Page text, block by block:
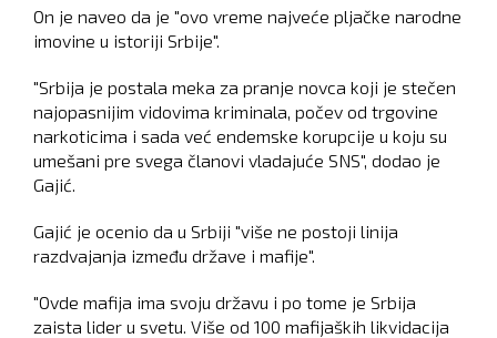
On je naveo da je "ovo vreme najveće pljačke narodne
imovine u istoriji Srbije".
"Srbija je postala meka za pranje novca koji je stečen
najopasnijim vidovima kriminala, počev od trgovine
narkoticima i sada već endemske korupcije u koju su
umešani pre svega članovi vladajuće SNS", dodao je
Gajić.
Gajić je ocenio da u Srbiji "više ne postoji linija
razdvajanja između države i mafije".
"Ovde mafija ima svoju državu i po tome je Srbija
zaista lider u svetu. Više od 100 mafijaških likvidacija